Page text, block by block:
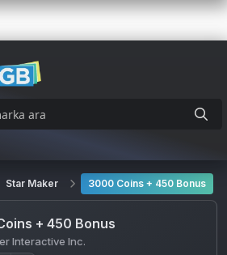
Star Maker 3000 Coins + 450 Bonus
+ 450 Bonus
Interactive Inc.